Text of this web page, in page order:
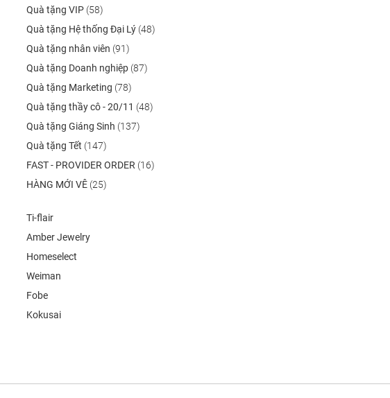
Quà tặng VIP (58)
Quà tặng Hệ thống Đại Lý (48)
Quà tặng nhân viên (91)
Quà tặng Doanh nghiệp (87)
Quà tặng Marketing (78)
Quà tặng thầy cô - 20/11 (48)
Quà tặng Giáng Sinh (137)
Quà tặng Tết (147)
FAST - PROVIDER ORDER (16)
HÀNG MỚI VÊ (25)
Ti-flair
Amber Jewelry
Homeselect
Weiman
Fobe
Kokusai